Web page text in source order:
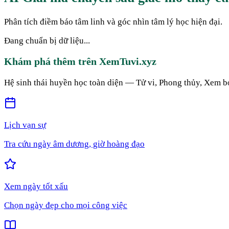
Phân tích điềm báo tâm linh và góc nhìn tâm lý học hiện đại.
Đang chuẩn bị dữ liệu...
Khám phá thêm trên XemTuvi.xyz
Hệ sinh thái huyền học toàn diện — Tử vi, Phong thủy, Xem
Lịch vạn sự
Tra cứu ngày âm dương, giờ hoàng đạo
Xem ngày tốt xấu
Chọn ngày đẹp cho mọi công việc